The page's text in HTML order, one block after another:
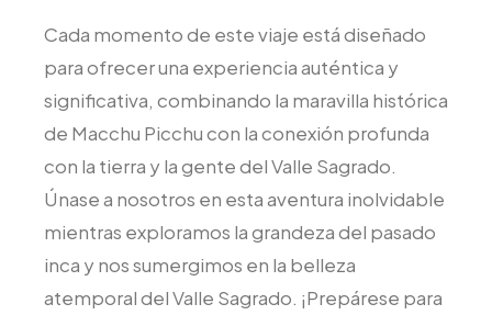
Cada momento de este viaje está diseñado
para ofrecer una experiencia auténtica y
significativa, combinando la maravilla histórica
de Macchu Picchu con la conexión profunda
con la tierra y la gente del Valle Sagrado.
Únase a nosotros en esta aventura inolvidable
mientras exploramos la grandeza del pasado
inca y nos sumergimos en la belleza
atemporal del Valle Sagrado. ¡Prepárese para